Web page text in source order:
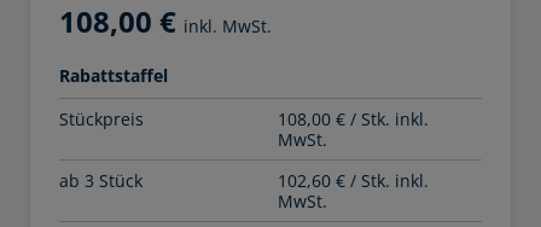
108,00 € inkl. MwSt.
Rabattstaffel
Stückpreis
108,00 € / Stk. inkl.
MwSt.
ab 3 Stück
102,60 € / Stk. inkl.
MwSt.